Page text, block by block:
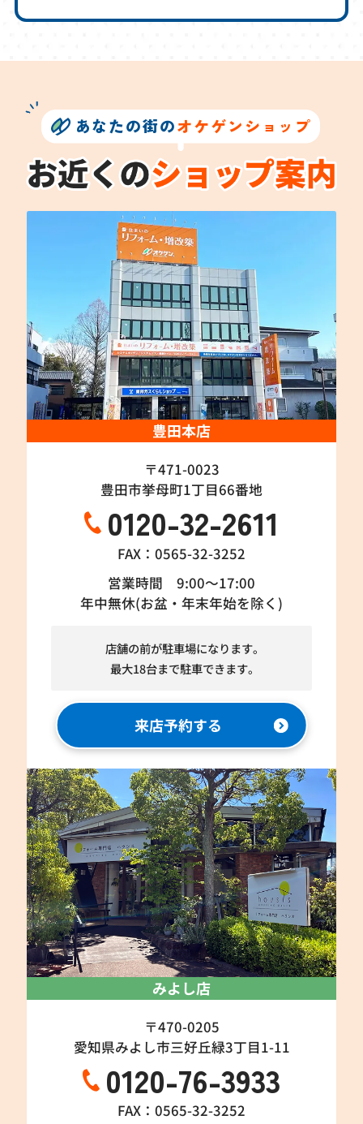
あなたの街のオケゲンショップ
豊田本店
〒471-0023
豊田市挙母町1丁目66番地
0120-32-2611
FAX：0565-32-3252
営業時間 9:00～17:00
年中無休(お盆・年末年始を除く)
店舗の前が駐車場になります。
最大18台まで駐車できます。
来店予約する
みよし店
〒470-0205
愛知県みよし市三好丘緑3丁目1-11
0120-76-3933
FAX：0565-32-3252